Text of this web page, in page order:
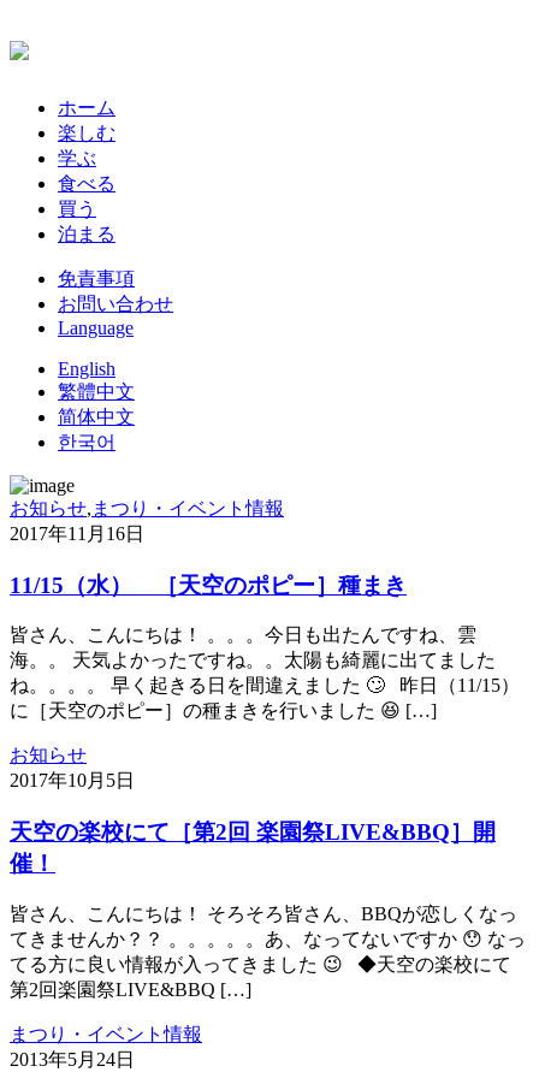
ホーム
楽しむ
学ぶ
食べる
買う
泊まる
免責事項
お問い合わせ
Language
English
繁體中文
简体中文
한국어
お知らせ, まつり・イベント情報
2017年11月16日
11/15（水） ［天空のポピー］種まき
皆さん、こんにちは！ 。。。今日も出たんですね、雲
海。。 天気よかったですね。。太陽も綺麗に出てました
ね。。。。 早く起きる日を間違えました 🙄 昨日（11/15）
に［天空のポピー］の種まきを行いました 😆 […]
お知らせ
2017年10月5日
天空の楽校にて［第2回 楽園祭LIVE&BBQ］開
催！
皆さん、こんにちは！ そろそろ皆さん、BBQが恋しくなっ
てきませんか？？ 。。。。。あ、なってないですか 😯 なっ
てる方に良い情報が入ってきました 😉 ◆天空の楽校にて
第2回楽園祭LIVE&BBQ […]
まつり・イベント情報
2013年5月24日